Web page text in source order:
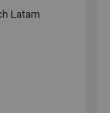
Latam